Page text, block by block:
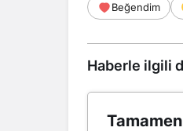
Beğendim
Haberle ilgili